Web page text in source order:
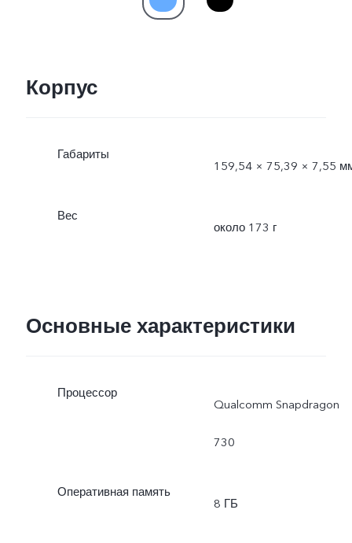
Корпус
Габариты
159,54 × 75,39 × 7,55
Вес
около 173 г
Основные характеристики
Процессор
Qualcomm Snapdragon
730
Оперативная память
8 ГБ